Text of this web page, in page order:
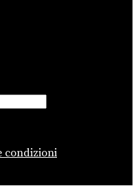
condizioni